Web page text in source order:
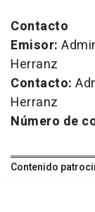
Contacto
Emisor:
Herranz
Contacto:
Herranz
Número de
Contenido